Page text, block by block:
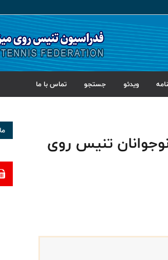
ویدئو جستجو تماس با ما
تنیس روی